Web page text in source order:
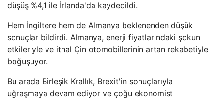
düşüş %4,1 ile İrlanda'da kaydedildi.
Hem İngiltere hem de Almanya beklenenden düşük
sonuçlar bildirdi. Almanya, enerji fiyatlarındaki şokun
etkileriyle ve ithal Çin otomobillerinin artan rekabetiyle
boğuşuyor.
Bu arada Birleşik Krallık, Brexit'in sonuçlarıyla
uğraşmaya devam ediyor ve çoğu ekonomist